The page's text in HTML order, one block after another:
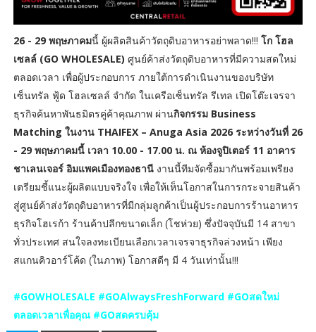
26 - 29 พฤษภาคมนี้ ผู้ผลิตสินค้าวัตถุดิบอาหารอย่าพลาด!!! โก โฮล
เซลล์ (GO WHOLESALE) ศูนย์ค้าส่งวัตถุดิบอาหารที่มีความสดใหม่
ตลอดเวลา เพื่อผู้ประกอบการ ภายใต้การดำเนินงานของบริษัท
เซ็นทรัล ฟู้ด โฮลเซลล์ จำกัด ในเครือเซ็นทรัล รีเทล เปิดโต๊ะเจรจา
ธุรกิจค้นหาพันธมิตรคู่ค้าคุณภาพ ผ่านกิจกรรม Business
Matching ในงาน THAIFEX – Anuga Asia 2026 ระหว่างวันที่ 26
- 29 พฤษภาคมนี้ เวลา 10.00 - 17.00 น. ณ ห้องจูปิเตอร์ 11 อาคาร
ชาเลนเจอร์ อิมแพคเมืองทองธานีงานนี้ทีมจัดซื้อมากันพร้อมเพรียง
เตรียมชี้แนะผู้ผลิตแบบจริงใจ เพื่อให้เห็นโอกาสในการกระจายสินค้า
สู่ศูนย์ค้าส่งวัตถุดิบอาหารที่มีกลุ่มลูกค้าเป็นผู้ประกอบการร้านอาหาร
ธุรกิจโฮเรก้า ร้านค้าปลีกขนาดเล็ก (โชห่วย) ซึ่งปัจจุบันมี 14 สาขา
ทั่วประเทศ สนใจลงทะเบียนเลือกเวลาเจรจาธุรกิจล่วงหน้า เพียง
สแกนคิวอาร์โค้ด (ในภาพ) โอกาสดีๆ มี 4 วันเท่านั้น!!!
#GOWHOLESALE #GOAlwaysFreshForward #GOสดใหม่
ตลอดเวลาเพื่อคุณ #GOสดครบคุ้ม